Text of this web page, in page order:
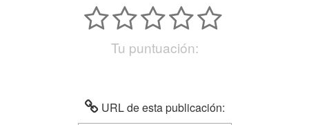
Tu puntuación:
URL de esta publicación: